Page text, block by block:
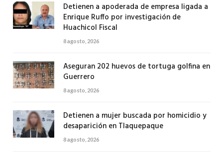
Detienen a apoderada de empresa ligada a
Enrique Ruffo por investigación de
Huachicol Fiscal
8 agosto, 2026
Aseguran 202 huevos de tortuga golfina en
Guerrero
8 agosto, 2026
Detienen a mujer buscada por homicidio y
desaparición en Tlaquepaque
8 agosto, 2026